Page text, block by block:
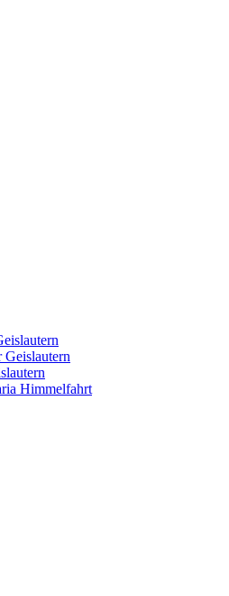
Geislautern
Himmelfahrt